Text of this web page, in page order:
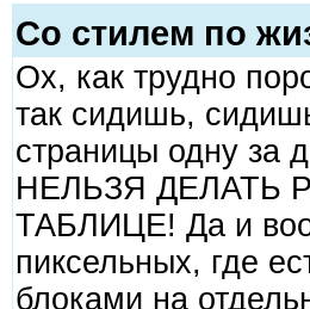
Со стилем по
Ох, как трудно
так сидишь,
страницы одну за
НЕЛЬЗЯ ДЕЛАТЬ
ТАБЛИЦЕ! Да и
пиксельных, где
блоками на